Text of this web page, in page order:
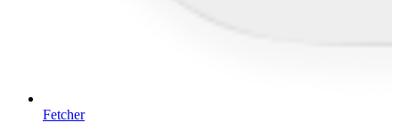
Fetcher